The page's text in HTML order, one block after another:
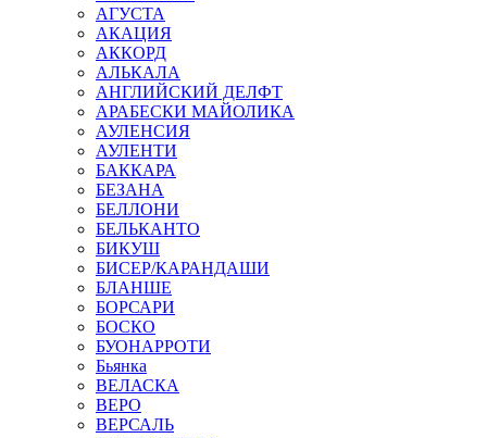
АГУСТА
АКАЦИЯ
АККОРД
АЛЬКАЛА
АНГЛИЙСКИЙ ДЕЛФТ
АРАБЕСКИ МАЙОЛИКА
АУЛЕНСИЯ
АУЛЕНТИ
БАККАРА
БЕЗАНА
БЕЛЛОНИ
БЕЛЬКАНТО
БИКУШ
БИСЕР/КАРАНДАШИ
БЛАНШЕ
БОРСАРИ
БОСКО
БУОНАРРОТИ
Бьянка
ВЕЛАСКА
ВЕРО
ВЕРСАЛЬ